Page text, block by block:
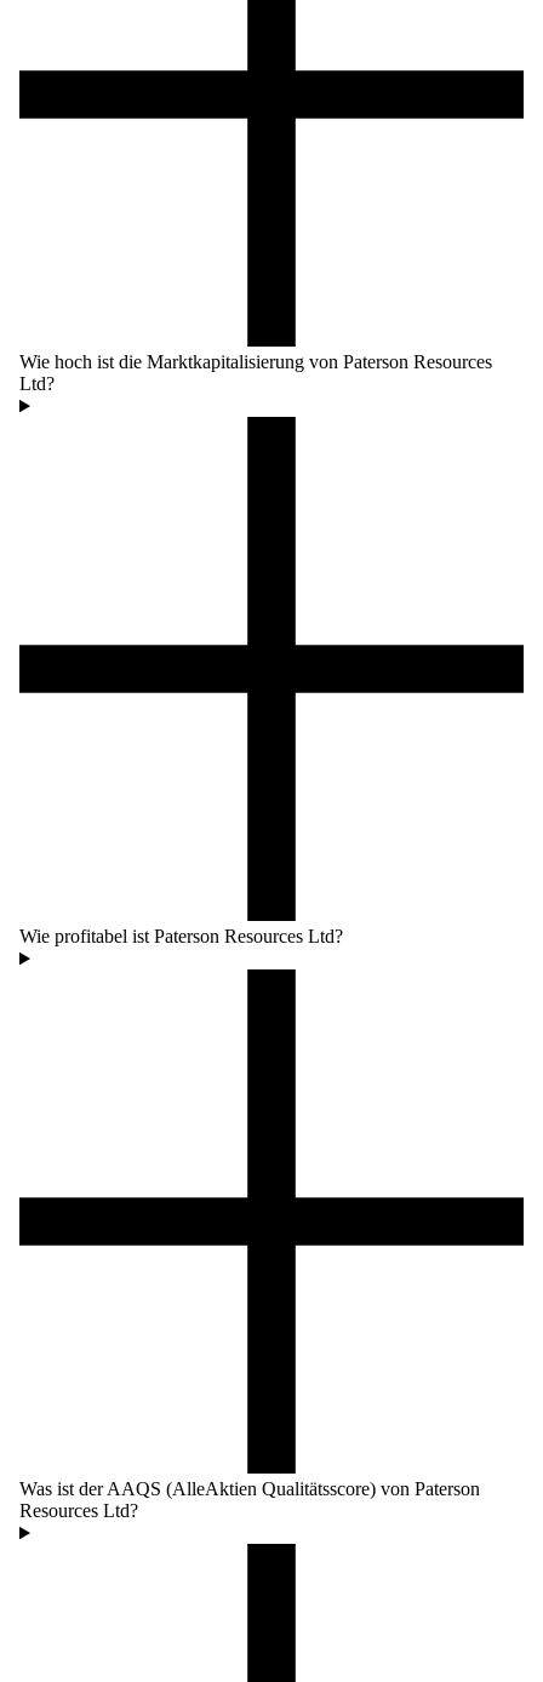
Wie hoch ist die Marktkapitalisierung von Paterson Resources
Ltd?
Wie profitabel ist Paterson Resources Ltd?
Was ist der AAQS (AlleAktien Qualitätsscore) von Paterson
Resources Ltd?